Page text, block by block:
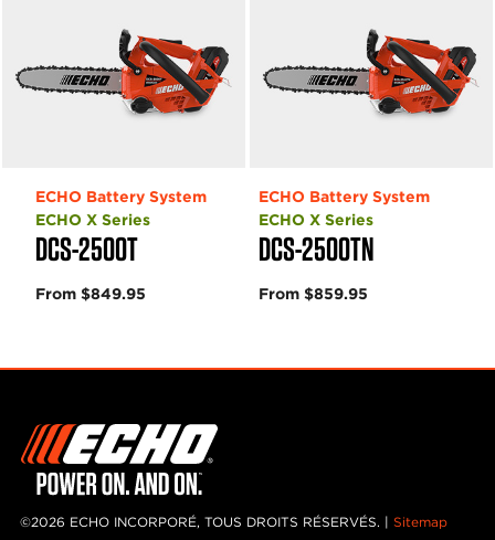
DCS-2500T
ECHO Battery System
ECHO X Series
From $849.95
DCS-2500TN
ECHO Battery System
ECHO X Series
From $859.95
©2026 ECHO INCORPORÉ, TOUS DROITS RÉSERVÉS. | Sitemap